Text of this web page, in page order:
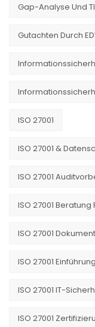
Gap-Analyse Und
Gutachten Durch
ISO 27001
ISO 27001 &
ISO 27001
ISO 27001
ISO 27001
ISO 27001
ISO 27001 IT-
ISO 27001